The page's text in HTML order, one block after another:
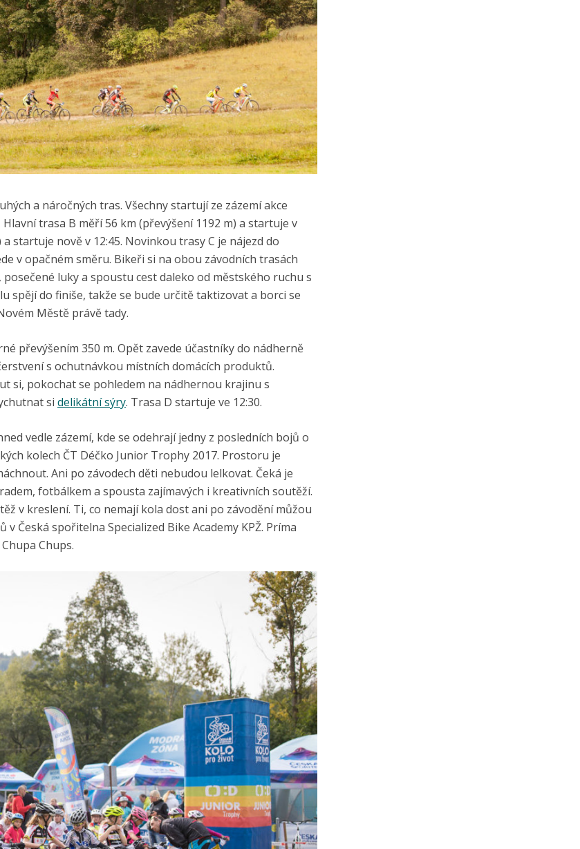
a náročných tras. Všechny startují ze zázemí akce
trasa B měří 56 km (převýšení 1192 m) a startuje v
startuje nově v 12:45. Novinkou trasy C je nájezd do
v opačném směru. Bikeři si na obou závodních trasách
luky a spoustu cest daleko od městského ruchu s
spějí do finiše, takže se bude určitě taktizovat a borci se
Městě právě tady.
převýšením 350 m. Opět zavede účastníky do nádherně
s ochutnávkou místních domácích produktů.
si, pokochat se pohledem na nádhernou krajinu s
si delikátní sýry. Trasa D startuje ve 12:30.
vedle zázemí, kde se odehrají jedny z posledních bojů o
kolech ČT Déčko Junior Trophy 2017. Prostoru je
Ani po závodech děti nebudou lelkovat. Čeká je
fotbálkem a spousta zajímavých i kreativních soutěží.
v kreslení. Ti, co nemají kola dost ani po závodění můžou
Česká spořitelna Specialized Bike Academy KPŽ. Príma
Chups.